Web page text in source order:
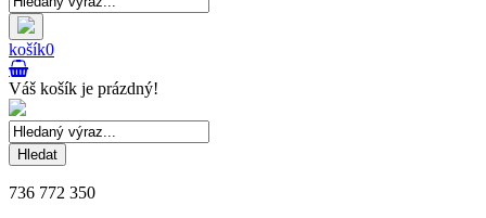
košík0
Váš košík je prázdný!
Hledat
736 772 350